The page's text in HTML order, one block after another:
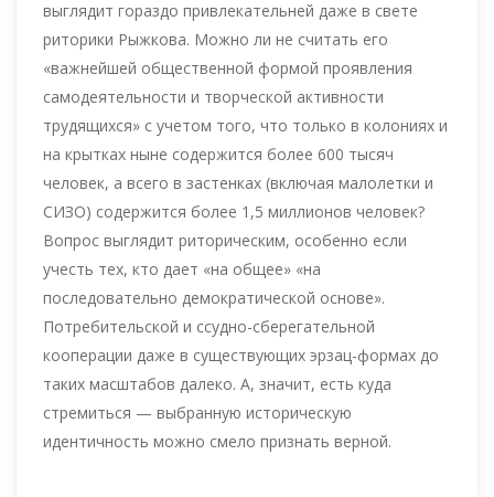
выглядит гораздо привлекательней даже в свете
риторики Рыжкова. Можно ли не считать его
«важнейшей общественной формой проявления
самодеятельности и творческой активности
трудящихся» с учетом того, что только в колониях и
на крытках ныне содержится более 600 тысяч
человек, а всего в застенках (включая малолетки и
СИЗО) содержится более 1,5 миллионов человек?
Вопрос выглядит риторическим, особенно если
учесть тех, кто дает «на общее» «на
последовательно демократической основе».
Потребительской и ссудно-сберегательной
кооперации даже в существующих эрзац-формах до
таких масштабов далеко. А, значит, есть куда
стремиться — выбранную историческую
идентичность можно смело признать верной.